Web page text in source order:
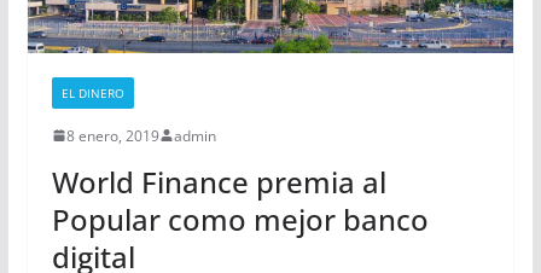
EL DINERO
8 enero, 2019 admin
World Finance premia al
Popular como mejor banco
digital